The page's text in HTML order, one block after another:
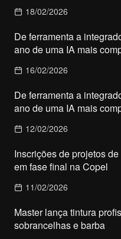
18/02/2026
De ferramenta a
ano de uma IA mais
16/02/2026
De ferramenta a
ano de uma IA mais
12/02/2026
Inscrições de projetos
em fase final na Copel
11/02/2026
Master lança tintura
sobrancelhas e barba